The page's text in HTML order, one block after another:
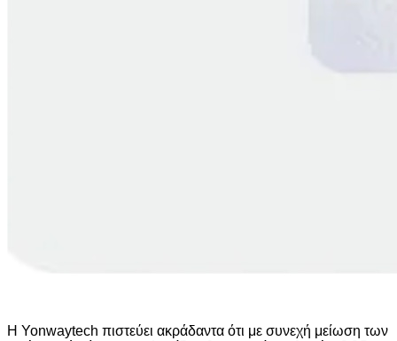
Η Yonwaytech πιστεύει ακράδαντα ότι με συνεχή μείωση των